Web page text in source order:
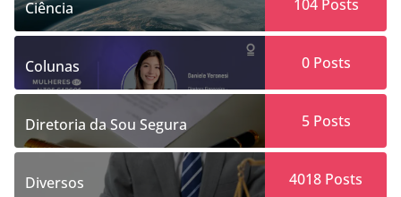
Ciência 104Posts
Colunas 0Posts
Diretoria da Sou Segura 5Posts
Diversos 4018 Posts